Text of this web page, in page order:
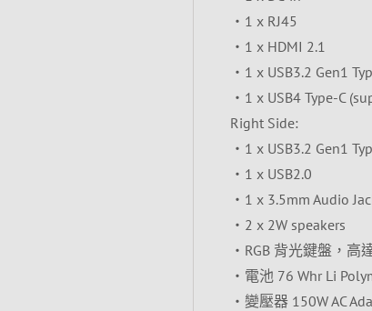
‧1 x RJ45
‧1 x HDMI 2.1
‧1 x USB3.2 Gen1
‧1 x USB4 Type-C
Right Side:
‧1 x USB3.2 Gen1
‧1 x USB2.0
‧1 x 3.5mm Audio
‧2 x 2W speakers
‧RGB 背光鍵盤，高
‧電池 76 Whr Li
‧變壓器 150W AC